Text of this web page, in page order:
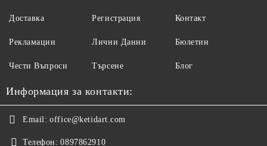
Доставка
Рекламации
Чести Въпроси
Регистрация
Лични Данни
Търсене
Контакт
Бюлетин
Блог
Информация за контакти:
Email: office@ketidart.com
Телефон: 0897862910